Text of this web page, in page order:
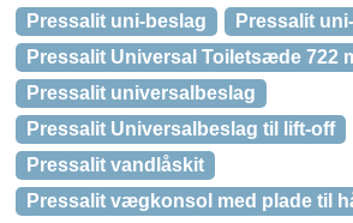
Pressalit uni-beslag
Pressalit
Pressalit Universal Toiletsæde 722
Pressalit universalbeslag
Pressalit Universalbeslag til lift-off
Pressalit vandlåskit
Pressalit vægkonsol med plade til